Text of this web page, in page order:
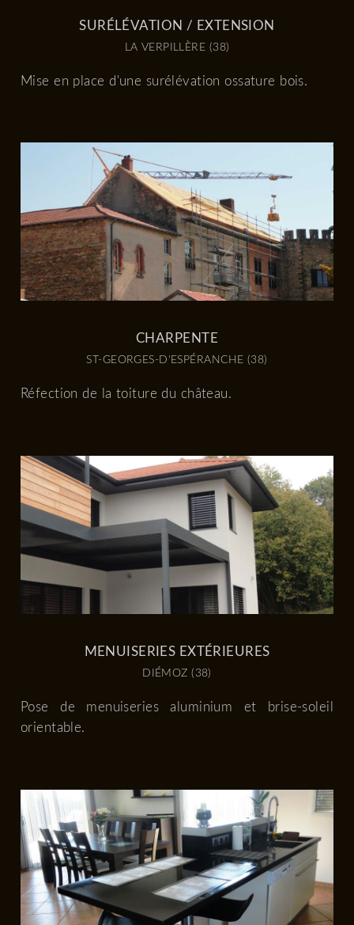
SURÉLÉVATION / EXTENSION
LA VERPILLÈRE (38)
Mise en place d'une surélévation ossature bois.
CHARPENTE
ST-GEORGES-D'ESPÉRANCHE (38)
Réfection de la toiture du château.
MENUISERIES EXTÉRIEURES
DIÉMOZ (38)
Pose de menuiseries aluminium et brise-soleil
orientable.